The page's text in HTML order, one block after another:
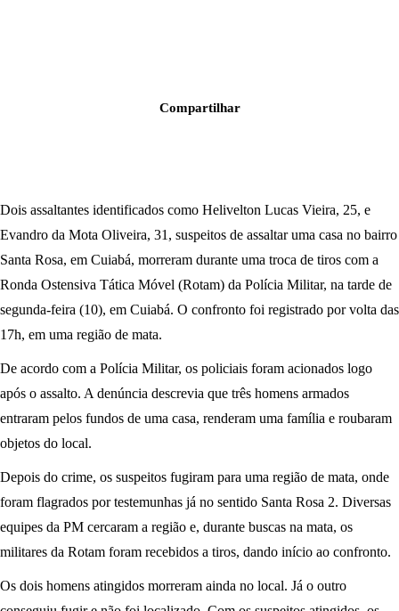
Compartilhar
Dois assaltantes identificados como Helivelton Lucas Vieira, 25, e
Evandro da Mota Oliveira, 31, suspeitos de assaltar uma casa no bairro
Santa Rosa, em Cuiabá, morreram durante uma troca de tiros com a
Ronda Ostensiva Tática Móvel (Rotam) da Polícia Militar, na tarde de
segunda-feira (10), em Cuiabá. O confronto foi registrado por volta das
17h, em uma região de mata.
De acordo com a Polícia Militar, os policiais foram acionados logo
após o assalto. A denúncia descrevia que três homens armados
entraram pelos fundos de uma casa, renderam uma família e roubaram
objetos do local.
Depois do crime, os suspeitos fugiram para uma região de mata, onde
foram flagrados por testemunhas já no sentido Santa Rosa 2. Diversas
equipes da PM cercaram a região e, durante buscas na mata, os
militares da Rotam foram recebidos a tiros, dando início ao confronto.
Os dois homens atingidos morreram ainda no local. Já o outro